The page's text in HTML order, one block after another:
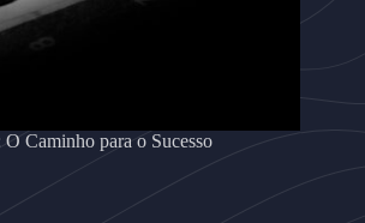
Caminho para o Sucesso